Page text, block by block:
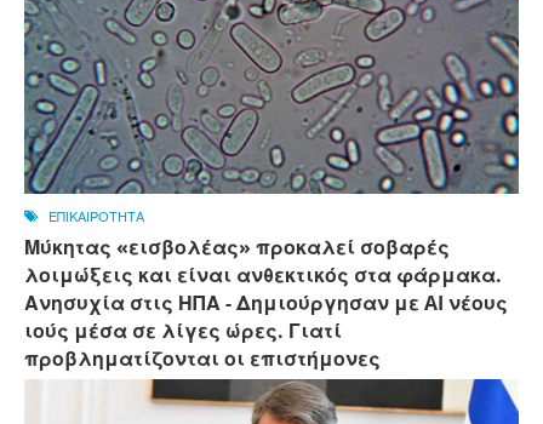
ΕΠΙΚΑΙΡΟΤΗΤΑ
Μύκητας «εισβολέας» προκαλεί σοβαρές
λοιμώξεις και είναι ανθεκτικός στα φάρμακα.
Ανησυχία στις ΗΠΑ - Δημιούργησαν με AI νέους
ιούς μέσα σε λίγες ώρες. Γιατί
προβληματίζονται οι επιστήμονες